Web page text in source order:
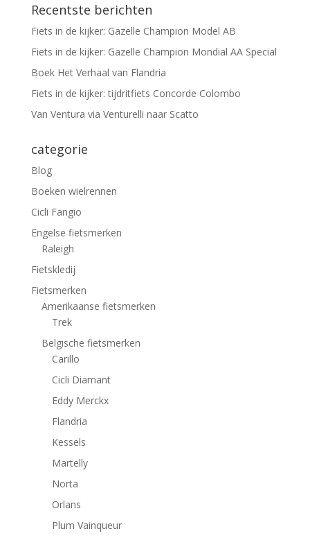
Recentste berichten
Fiets in de kijker: Gazelle Champion Model AB
Fiets in de kijker: Gazelle Champion Mondial AA Special
Boek Het Verhaal van Flandria
Fiets in de kijker: tijdritfiets Concorde Colombo
Van Ventura via Venturelli naar Scatto
categorie
Blog
Boeken wielrennen
Cicli Fangio
Engelse fietsmerken
Raleigh
Fietskledij
Fietsmerken
Amerikaanse fietsmerken
Trek
Belgische fietsmerken
Carillo
Cicli Diamant
Eddy Merckx
Flandria
Kessels
Martelly
Norta
Orlans
Plum Vainqueur